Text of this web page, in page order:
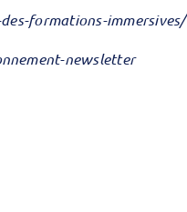
formations-immersives/
newsletter